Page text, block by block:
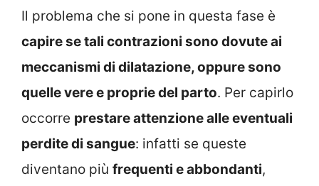
Il problema che si pone in questa fase è
capire se tali contrazioni sono dovute ai
meccanismi di dilatazione, oppure sono
quelle vere e proprie del parto. Per capirlo
occorre prestare attenzione alle eventuali
perdite di sangue: infatti se queste
diventano più frequenti e abbondanti,